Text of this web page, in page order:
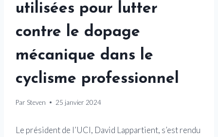
utilisées pour lutter
contre le dopage
mécanique dans le
cyclisme professionnel
Par Steven 25 janvier 2024
Le président de l’UCI, David Lappartient, s’est rendu